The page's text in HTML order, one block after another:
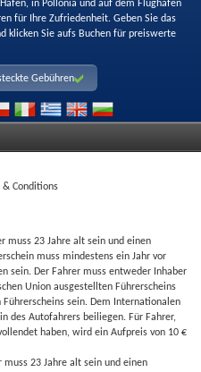
in Pollonia und auf dem Flughafen
für Ihre Zufriedenheit. Geben Sie das
klicken Sie aufs Buchen für preiswerte
Gebühren
& Conditions
muss 23 Jahre alt sein und einen
muss mindestens ein Jahr vor
sein. Der Fahrer muss entweder Inhaber
Union ausgestellten Führerscheins
sein. Dem Internationalen
des Autofahrers beiliegen. Für Fahrer,
haben, wird ein Aufpreis von 10 €
23 Jahre alt sein und einen